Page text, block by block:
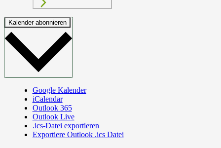
Kalender abonnieren
Google Kalender
iCalendar
Outlook 365
Outlook Live
.ics-Datei exportieren
Exportiere Outlook .ics Datei